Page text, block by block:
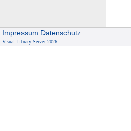
Impressum Datenschutz
Visual Library Server 2026